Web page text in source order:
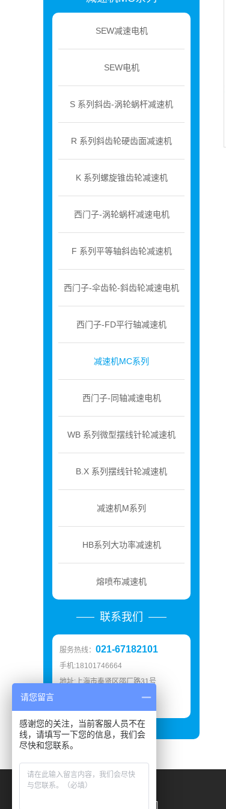
SEW减速电机
SEW电机
S 系列斜齿-涡轮蜗杆减速机
R 系列斜齿轮硬齿面减速机
K 系列螺旋锥齿轮减速机
西门子-涡轮蜗杆减速电机
F 系列平等轴斜齿轮减速机
西门子-伞齿轮-斜齿轮减速电机
西门子-FD平行轴减速机
减速机MC系列
西门子-同轴减速电机
WB 系列微型摆线针轮减速机
B.X 系列摆线针轮减速机
减速机M系列
HB系列大功率减速机
熔喷布减速机
联系我们
服务热线： 021-67182101
手机:18101746664
地址:上海市奉贤区邵厂路31号
上海锋岱传动机械有限公司
请您留言
感谢您的关注，当前客服人员不在
线，请填写一下您的信息，我们会
尽快和您联系。